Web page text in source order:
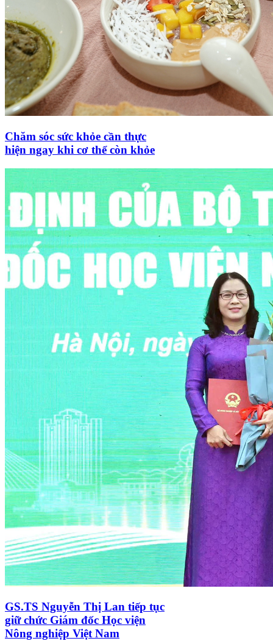
Chăm sóc sức khỏe cần thực
hiện ngay khi cơ thể còn khỏe
GS.TS Nguyễn Thị Lan tiếp tục
giữ chức Giám đốc Học viện
Nông nghiệp Việt Nam